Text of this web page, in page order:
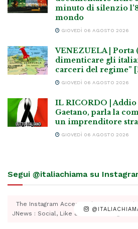
minuto di silenzio
mondo
GIOVEDÌ 06 AGOSTO 2026
VENEZUELA | Porta
dimenticare gli
carceri del regime”
GIOVEDÌ 06 AGOSTO 2026
IL RICORDO |
Gaetano, parla la
un imprenditore
GIOVEDÌ 06 AGOSTO 2026
Segui @italiachiama su
The Instagram Access Token is
JNews : Social, Like & View > Instagram